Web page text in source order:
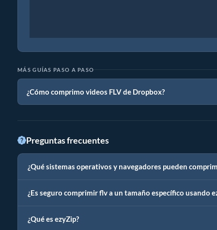
MÁS GUÍAS PASO A PASO
¿Cómo comprimo videos FLV de Dropbox?
Preguntas frecuentes
¿Qué sistemas operativos y navegadores pueden
¿Es seguro comprimir flv a un tamaño específico usando
¿Qué es ezyZip?